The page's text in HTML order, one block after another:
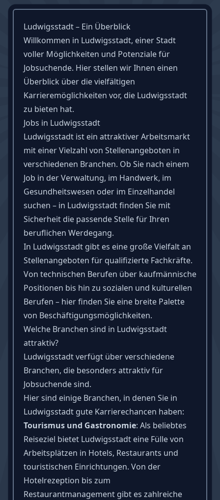
Ludwigsstadt – Ein Überblick
Willkommen in Ludwigsstadt, einer Stadt
voller Möglichkeiten und Potenziale für
Jobsuchende. Hier stellen wir Ihnen einen
Überblick über die vielfältigen
Karrieremöglichkeiten vor, die Ludwigsstadt
zu bieten hat.
Jobs in Ludwigsstadt
Ludwigsstadt ist ein attraktiver Arbeitsmarkt
mit einer Vielzahl von Stellenangeboten in
verschiedenen Branchen. Ob Sie nach einem
Job in der Verwaltung, im Handwerk, im
Gesundheitswesen oder im Einzelhandel
suchen – in Ludwigsstadt finden Sie mit
Sicherheit die passende Stelle für Ihren
beruflichen Werdegang.
In Ludwigsstadt gibt es eine große Vielfalt an
Stellenangeboten für qualifizierte Fachkräfte.
Von technischen Berufen über kaufmännische
Positionen bis hin zu sozialen und kulturellen
Berufen – hier finden Sie eine breite Palette
von Beschäftigungsmöglichkeiten.
Welche Branchen sind in Ludwigsstadt
attraktiv?
Ludwigsstadt verfügt über verschiedene
Branchen, die besonders attraktiv für
Jobsuchende sind.
Hier sind einige Branchen, in denen Sie in
Ludwigsstadt gute Karrierechancen haben:
Tourismus und Gastronomie: Als beliebtes
Reiseziel bietet Ludwigsstadt eine Fülle von
Arbeitsplätzen in Hotels, Restaurants und
touristischen Einrichtungen. Von der
Hotelrezeption bis zum
Restaurantmanagement gibt es zahlreiche